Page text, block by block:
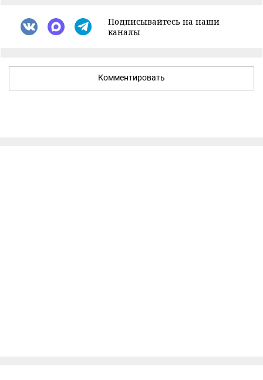
Подписывайтесь на наши
каналы
Комментировать